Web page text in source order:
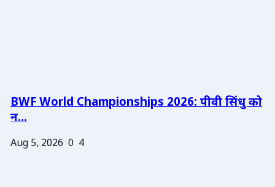
BWF World Championships 2026: पीवी सिंधु को
न...
Aug 5, 2026 0 4